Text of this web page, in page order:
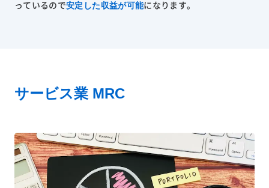
っているので安定した収益が可能になります。
サービス業 MRC